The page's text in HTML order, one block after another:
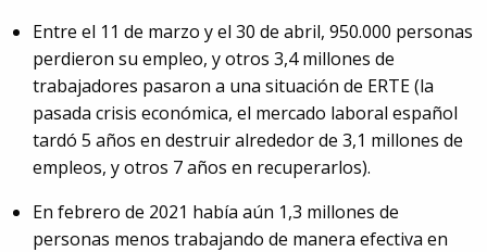
Entre el 11 de marzo y el 30 de abril, 950.000 personas
perdieron su empleo, y otros 3,4 millones de
trabajadores pasaron a una situación de ERTE (la
pasada crisis económica, el mercado laboral español
tardó 5 años en destruir alrededor de 3,1 millones de
empleos, y otros 7 años en recuperarlos).
En febrero de 2021 había aún 1,3 millones de
personas menos trabajando de manera efectiva en